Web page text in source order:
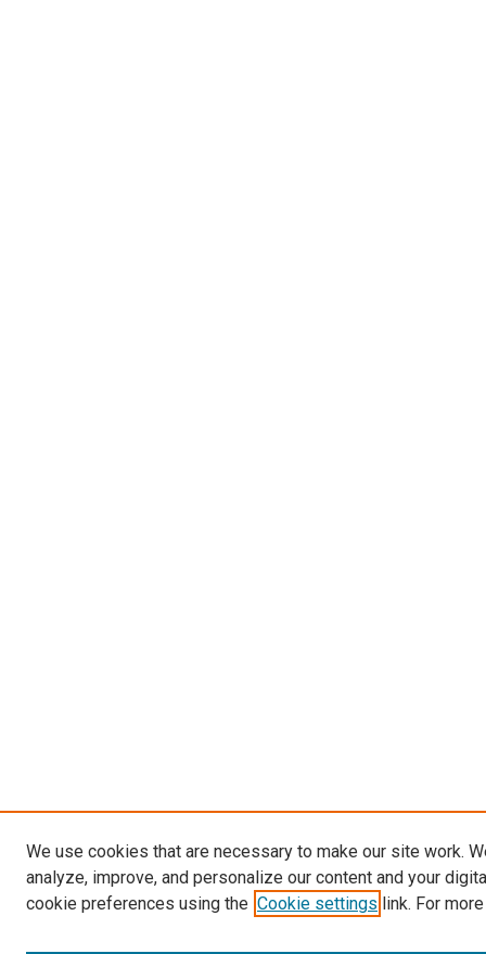
We use cookies that are necessary to make our site work.
analyze, improve, and personalize our content and your
cookie preferences using the Cookie settings link. For